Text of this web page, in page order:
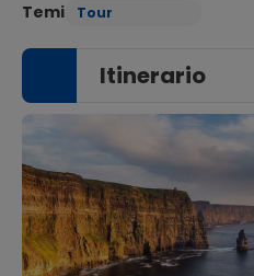
Temi
Tour
Itinerario